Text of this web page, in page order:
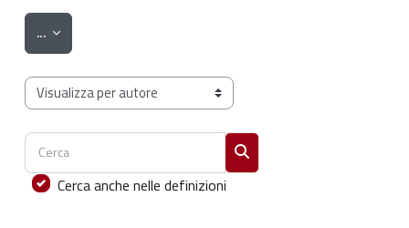
... Esporta voci
Sfoglia il glossario usando questo indice
Cerca
Cerca
Cerca anche nelle definizioni